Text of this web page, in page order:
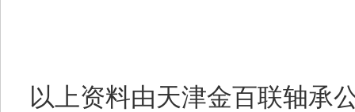
以上资料由天津金百联轴承